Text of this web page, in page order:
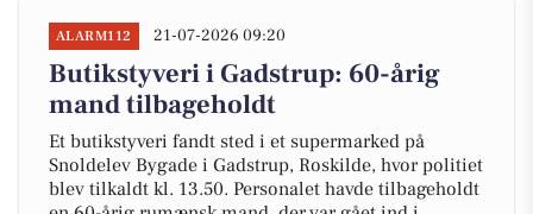
ALARM112 21-07-2026 09:20
Butikstyveri i Gadstrup: 60-årig
mand tilbageholdt
Et butikstyveri fandt sted i et supermarked på
Snoldelev Bygade i Gadstrup, Roskilde, hvor politiet
blev tilkaldt kl. 13.50. Personalet havde tilbageholdt